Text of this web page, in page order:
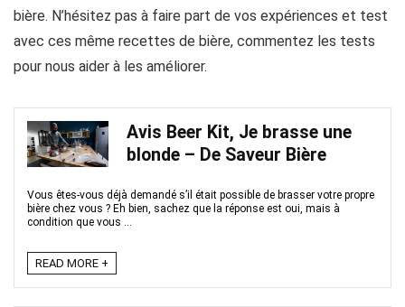
bière. N’hésitez pas à faire part de vos expériences et test
avec ces même recettes de bière, commentez les tests
pour nous aider à les améliorer.
Avis Beer Kit, Je brasse une
blonde – De Saveur Bière
Vous êtes-vous déjà demandé s’il était possible de brasser votre propre
bière chez vous ? Eh bien, sachez que la réponse est oui, mais à
condition que vous ...
READ MORE +